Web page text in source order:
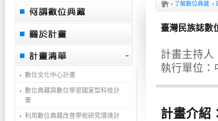
數位文化中心計畫
數位典藏與數位學習國家型科技計
畫
利用數位典藏改善學術研究環境計
› 了解數位典藏 ›
臺灣民族誌數
計畫主持人
執行單位：
計畫介紹